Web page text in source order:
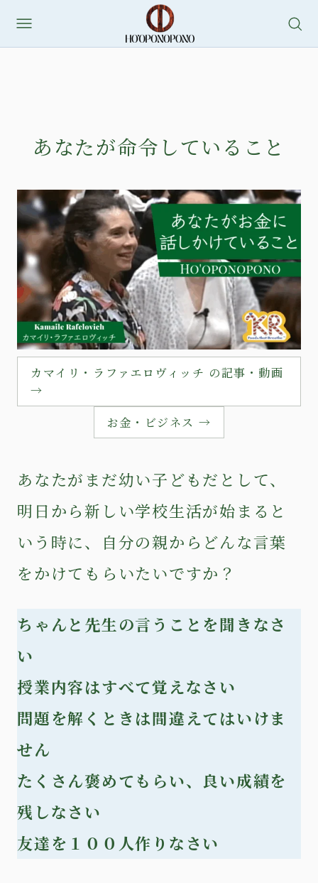
あなたが命令していること
カマイリ・ラファエロヴィッチ の記事・動画
→
お金・ビジネス →
あなたがまだ幼い子どもだとして、
明日から新しい学校生活が始まると
いう時に、自分の親からどんな言葉
をかけてもらいたいですか？
ちゃんと先生の言うことを聞きなさ
い
授業内容はすべて覚えなさい
問題を解くときは間違えてはいけま
せん
たくさん褒めてもらい、良い成績を
残しなさい
友達を１００人作りなさい